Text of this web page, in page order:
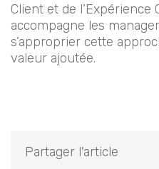
Client et de l’Expérience
accompagne les
s’approprier cette
valeur ajoutée.
Partager l'article